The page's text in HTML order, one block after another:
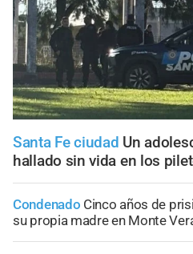
Santa Fe ciudad Un
hallado sin vida en los
Condenado Cinco años de
su propia madre en Monte